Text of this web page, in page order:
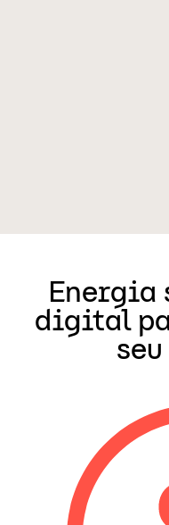
Energia
digital